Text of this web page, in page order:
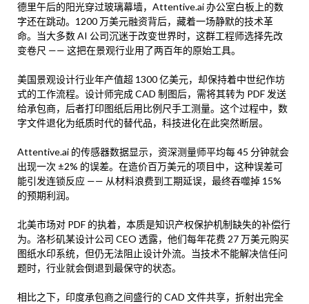
德里午后的阳光穿过玻璃幕墙，Attentive.ai 办公室白板上的数
字还在跳动。1200 万美元融资背后，藏着一场静默的技术革
命。当大多数 AI 公司沉迷于改变世界时，这群工程师选择先改
变卷尺 —— 这把在景观行业用了两百年的原始工具。
美国景观设计行业年产值超 1300 亿美元，却保持着中世纪作坊
式的工作流程。设计师完成 CAD 制图后，需将其转为 PDF 发送
给承包商，后者打印图纸后用比例尺手工测量。这个过程中，数
字文件退化为纸质时代的替代品，科技进化在此突然断层。
Attentive.ai 的传感器数据显示，资深测量师平均每 45 分钟就会
出现一次 ±2% 的误差。在造价百万美元的项目中，这种误差可
能引发连锁反应 —— 从材料浪费到工期延误，最终吞噬掉 15%
的预期利润。
北美市场对 PDF 的执着，本质是知识产权保护机制缺失的补偿行
为。洛杉矶某设计公司 CEO 透露，他们每年花费 27 万美元购买
图纸水印系统，但仍无法阻止设计外流。当技术不能解决信任问
题时，行业就会倒退到最保守的状态。
相比之下，印度承包商之间盛行的 CAD 文件共享，折射出完全